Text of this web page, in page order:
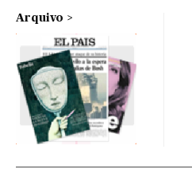
Arquivo